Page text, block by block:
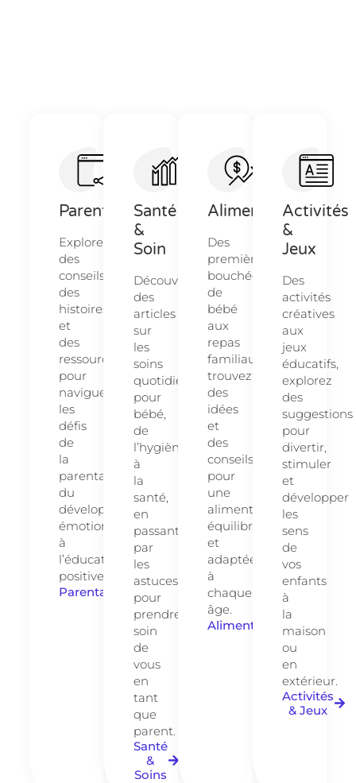
Parentalité
Explorez
des
conseils,
des
histoires
et
des
ressources
pour
naviguer
les
défis
de
la
parentalité,
du
développement
émotionnel
à
l’éducation
positive.
Parentalité
Santé
&
Soin
Découvrez
des
articles
sur
les
soins
quotidiens
pour
bébé,
de
l’hygiène
à
la
santé,
en
passant
par
les
astuces
pour
prendre
soin
de
vous
en
tant
que
parent.
Santé
&
Soins
Alimentation
Des
premières
bouchées
de
bébé
aux
repas
familiaux,
trouvez
des
idées
et
des
conseils
pour
une
alimentation
équilibrée
et
adaptée
à
chaque
âge.
Alimentation
Activités
&
Jeux
Des
activités
créatives
aux
jeux
éducatifs,
explorez
des
suggestions
pour
divertir,
stimuler
et
développer
les
sens
de
vos
enfants
à
la
maison
ou
en
extérieur.
Activités
& Jeux